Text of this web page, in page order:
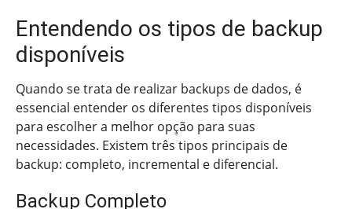
Entendendo os tipos de backup
disponíveis
Quando se trata de realizar backups de dados, é
essencial entender os diferentes tipos disponíveis
para escolher a melhor opção para suas
necessidades. Existem três tipos principais de
backup: completo, incremental e diferencial.
Backup Completo